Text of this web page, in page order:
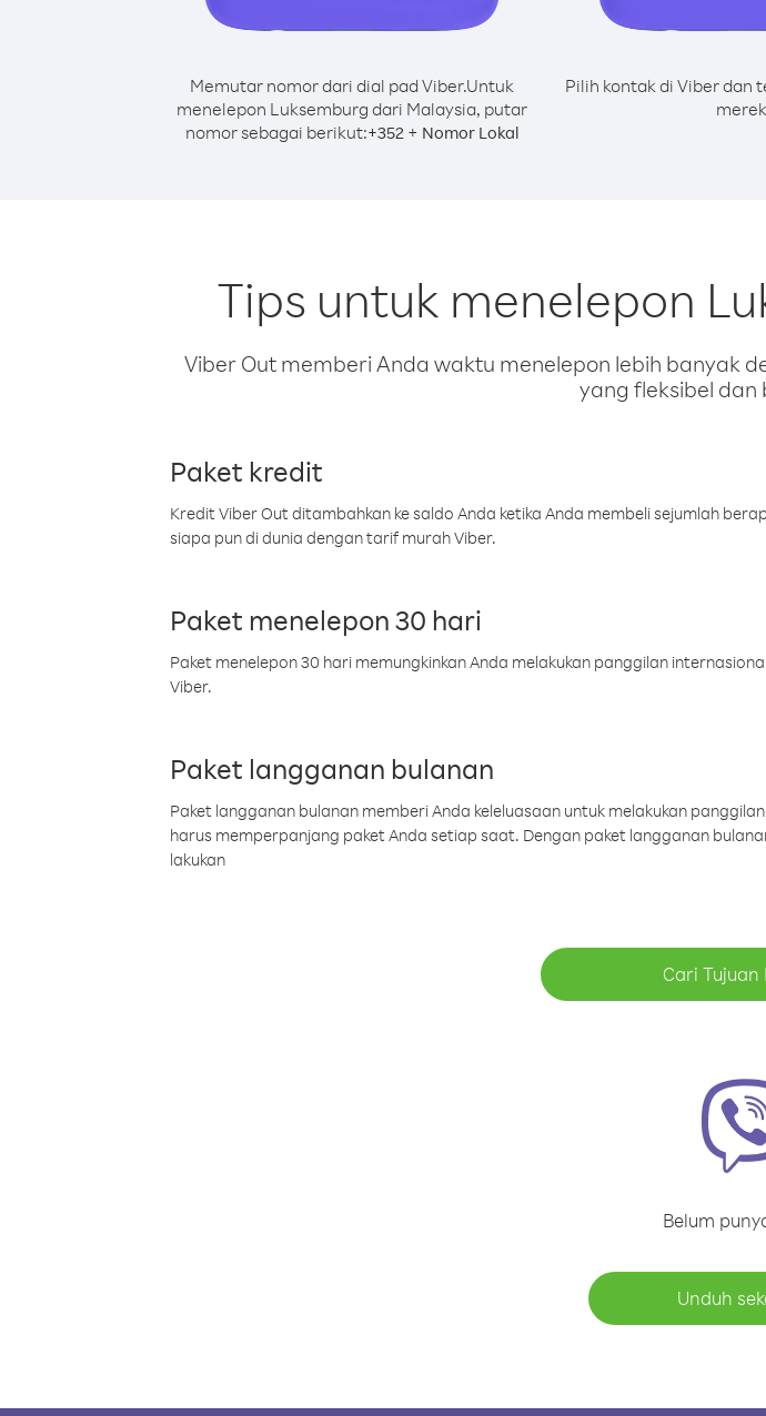
Memutar nomor dari dial pad Viber.Untuk
menelepon Luksemburg dari Malaysia, putar
nomor sebagai berikut:+352+ Nomor Lokal
Pilih kontak di Viber dan
Tips untuk menelepon
Viber Out memberi Anda waktu menelepon lebih banyak
yang fleksibel
Paket kredit
Kredit Viber Out ditambahkan ke saldo Anda ketika Anda membeli sejumlah
siapa pun di dunia dengan tarif murah Viber.
Paket menelepon 30 hari
Paket menelepon 30 hari memungkinkan Anda melakukan panggilan
Viber.
Paket langganan bulanan
Paket langganan bulanan memberi Anda keleluasaan untuk melakukan
harus memperpanjang paket Anda setiap saat. Dengan paket langganan
lakukan
Cari Tujuan
Belum
Unduh